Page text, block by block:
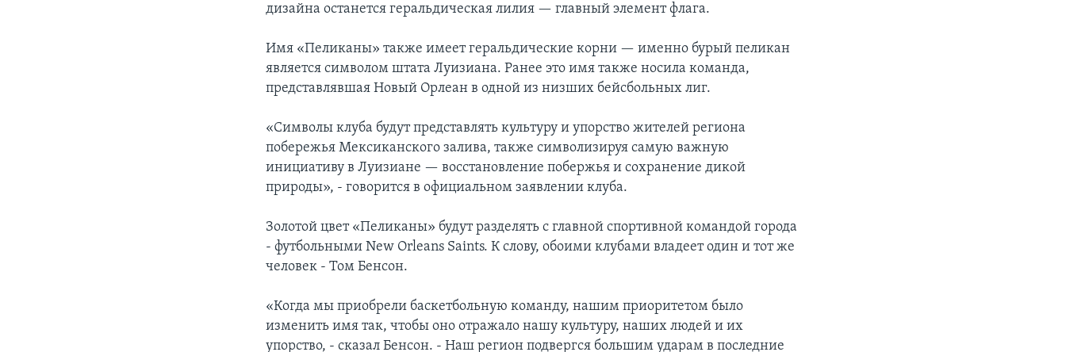
дизайна останется геральдическая лилия — главный элемент флага.
Имя «Пеликаны» также имеет геральдические корни — именно бурый пеликан
является символом штата Луизиана. Ранее это имя также носила команда,
представлявшая Новый Орлеан в одной из низших бейсбольных лиг.
«Символы клуба будут представлять культуру и упорство жителей региона
побережья Мексиканского залива, также символизируя самую важную
инициативу в Луизиане — восстановление побержья и сохранение дикой
природы», - говорится в официальном заявлении клуба.
Золотой цвет «Пеликаны» будут разделять с главной спортивной командой города
- футбольными New Orleans Saints. К слову, обоими клубами владеет один и тот же
человек - Том Бенсон.
«Когда мы приобрели баскетбольную команду, нашим приоритетом было
изменить имя так, чтобы оно отражало нашу культуру, наших людей и их
упорство, - сказал Бенсон. - Наш регион подвергся большим ударам в последние